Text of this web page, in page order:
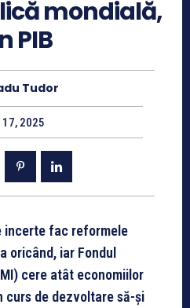
mondială,
PIB
Tudor
2025
incerte fac reformele
oricând, iar Fondul
cere atât economiilor
curs de dezvoltare să-și